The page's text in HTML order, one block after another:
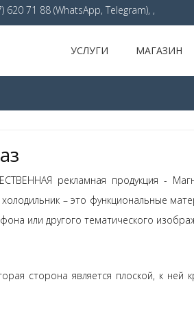
620 71 88 (WhatsApp, Telegram), ,
УСЛУГИ МАГАЗИН
рекламная продукция -
– это функциональные
или другого тематического
сторона является плоской, к ней